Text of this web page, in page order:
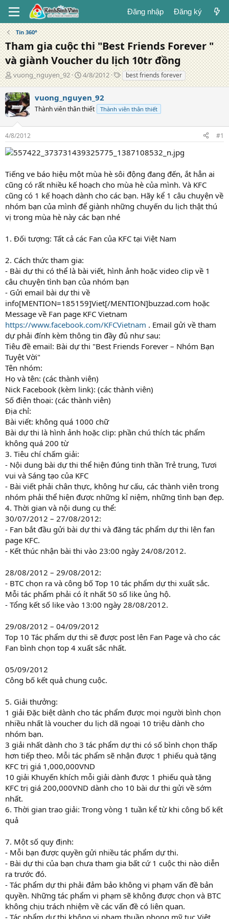
Đăng nhập Đăng ký
Tin 360°
Tham gia cuộc thi "Best Friends Forever "
và giành Voucher du lịch 10tr đồng
T
á
c
g
i
vuong_nguyen_92
N
g
y
đ
n
4/8/2012
T
ừ
h
ó
best friends forever
vuong_nguyen_92
Thành viên thân thiết Thành viên thân thiết
4/8/2012 #1
Tiếng ve báo hiệu một mùa hè sôi động đang đến, ắt hẳn ai
cũng có rất nhiều kế hoạch cho mùa hè của mình. Và KFC
cũng có 1 kế hoạch dành cho các bạn. Hãy kể 1 câu chuyện về
nhóm bạn của mình để giành những chuyến du lịch thật thú
vị trong mùa hè này các bạn nhé
1. Đối tượng: Tất cả các Fan của KFC tại Việt Nam
2. Cách thức tham gia:
- Bài dự thi có thể là bài viết, hình ảnh hoặc video clip về 1
câu chuyện tình bạn của nhóm bạn
- Gửi email bài dự thi về
info[MENTION=185159]Viet[/MENTION]buzzad.com hoặc
Message về Fan page KFC Vietnam
https://www.facebook.com/KFCVietnam . Email gửi về tham
dự phải đính kèm thông tin đầy đủ như sau:
Tiêu đề email: Bài dự thi "Best Friends Forever – Nhóm Bạn
Tuyệt Vời"
Tên nhóm:
Họ và tên: (các thành viên)
Nick Facebook (kèm link): (các thành viên)
Số điện thoại: (các thành viên)
Địa chỉ:
Bài viết: không quá 1000 chữ
Bài dự thi là hình ảnh hoặc clip: phần chú thích tác phẩm
không quá 200 từ
3. Tiêu chí chấm giải:
- Nội dung bài dự thi thể hiện đúng tinh thần Trẻ trung, Tươi
vui và Sáng tạo của KFC
- Bài viết phải chân thực, không hư cấu, các thành viên trong
nhóm phải thể hiện được những kỉ niệm, những tình bạn đẹp.
4. Thời gian và nội dung cụ thể:
30/07/2012 – 27/08/2012:
- Fan bắt đầu gửi bài dự thi và đăng tác phẩm dự thi lên fan
page KFC.
- Kết thúc nhận bài thi vào 23:00 ngày 24/08/2012.
28/08/2012 – 29/08/2012:
- BTC chọn ra và công bố Top 10 tác phẩm dự thi xuất sắc.
Mỗi tác phẩm phải có ít nhất 50 số like ủng hộ.
- Tổng kết số like vào 13:00 ngày 28/08/2012.
29/08/2012 – 04/09/2012
Top 10 Tác phẩm dự thi sẽ được post lên Fan Page và cho các
Fan bình chọn top 4 xuất sắc nhất.
05/09/2012
Công bố kết quả chung cuộc.
5. Giải thưởng:
1 giải Đặc biệt dành cho tác phẩm được mọi người bình chọn
nhiều nhất là voucher du lịch dã ngoại 10 triệu dành cho
nhóm bạn.
3 giải nhất dành cho 3 tác phẩm dự thi có số bình chọn thấp
hơn tiếp theo. Mỗi tác phẩm sẽ nhận được 1 phiếu quà tặng
KFC trị giá 1,000,000VND
10 giải Khuyến khích mỗi giải dành được 1 phiếu quà tặng
KFC trị giá 200,000VND dành cho 10 bài dư thi gửi về sớm
nhất.
6. Thời gian trao giải: Trong vòng 1 tuần kể từ khi công bố kết
quả
7. Một số quy định:
- Mỗi bạn được quyền gửi nhiều tác phẩm dự thi.
- Bài dự thi của bạn chưa tham gia bất cứ 1 cuộc thi nào diễn
ra trước đó.
- Tác phẩm dự thi phải đảm bảo không vi phạm vấn đề bản
quyền. Những tác phẩm vi phạm sẽ không được chọn và BTC
không chịu trách nhiệm về các vấn đề có liên quan.
- Tác phẩm dự thi không vi phạm thuần phong mỹ tục Việt